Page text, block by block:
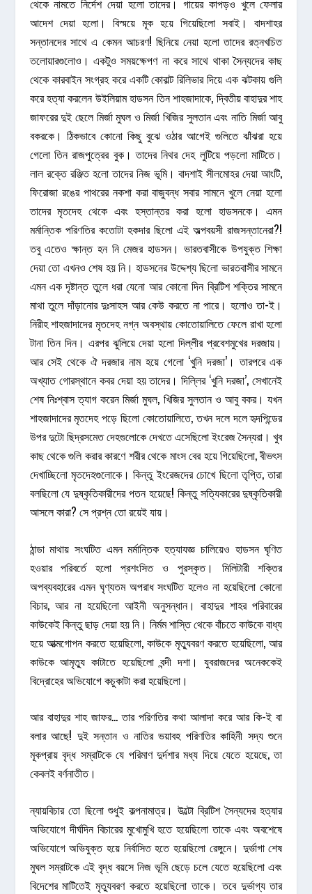
থেকে নামতে নির্দেশ দেয়া হলো তাদের। গায়ের কাপড়ও খুলে ফেলার
আদেশ দেয়া হলো। বিস্ময়ে মূক হয়ে গিয়েছিলো সবাই। বাদশাহর
সন্তানদের সাথে এ কেমন আচরণ! ছিনিয়ে নেয়া হলো তাদের রত্নখচিত
তলোয়ারগুলোও। একটুও সময়ক্ষেপণ না করে সাথে থাকা সৈন্যদের কাছ
থেকে কারবাইন সংগ্রহ করে একটি কোবাল্ট রিলিভার দিয়ে এক ঝটকায় গুলি
করে হত্যা করলেন উইলিয়াম হাডসন তিন শাহজাদাকে, দ্বিতীয় বাহাদুর শাহ
জাফরের দুই ছেলে মির্জা মুঘল ও মির্জা খিজির সুলতান এবং নাতি মির্জা আবু
বকরকে। ঠিকভাবে কোনো কিছু বুঝে ওঠার আগেই গুলিতে ঝাঁঝরা হয়ে
গেলো তিন রাজপুত্রের বুক। তাদের নিথর দেহ লুটিয়ে পড়লো মাটিতে।
লাল রক্তে রঞ্জিত হলো তাদের নিজ ভূমি। বাদশাই সীলমোহর দেয়া আংটি,
ফিরোজা রঙের পাথরের নকশা করা বাজুবন্ধ সবার সামনে খুলে নেয়া হলো
তাদের মৃতদেহ থেকে এবং হস্তান্তর করা হলো হাডসনকে। এমন
মর্মান্তিক পরিণতির কতোটা হকদার ছিলো এই অল্পবয়সী রাজসন্তানেরা?!
তবু এতেও ক্ষান্ত হন নি মেজর হাডসন। ভারতবাসীকে উপযুক্ত শিক্ষা
দেয়া তো এখনও শেষ হয় নি। হাডসনের উদ্দেশ্য ছিলো ভারতবাসীর সামনে
এমন এক দৃষ্টান্ত তুলে ধরা যেনো আর কোনো দিন ব্রিটিশ শক্তির সামনে
মাথা তুলে দাঁড়ানোর দুঃসাহস আর কেউ করতে না পারে। হলোও তা-ই।
নিরীহ শাহজাদাদের মৃতদেহ নগ্ন অবস্থায় কোতোয়ালিতে ফেলে রাখা হলো
টানা তিন দিন। এরপর ঝুলিয়ে দেয়া হলো দিল্লীর প্রবেশমুখের দরজায়।
আর সেই থেকে ঐ দরজার নাম হয়ে গেলো ‘খুনি দরজা’। তারপরে এক
অখ্যাত গোরস্থানে কবর দেয়া হয় তাদের। দিল্লির ‘খুনি দরজা’, সেখানেই
শেষ নিঃশ্বাস ত্যাগ করেন মির্জা মুঘল, খিজির সুলতান ও আবু বকর। যখন
শাহজাদাদের মৃতদেহ পড়ে ছিলো কোতোয়ালিতে, তখন দলে দলে হৃদপিন্ডের
উপর দুটো ছিদ্রসমেত দেহগুলোকে দেখতে এসেছিলো ইংরেজ সৈন্যরা। খুব
কাছ থেকে গুলি করার কারণে শরীর থেকে মাংস বের হয়ে গিয়েছিলো, বীভৎস
দেখাচ্ছিলো মৃতদেহগুলোকে। কিন্তু ইংরেজদের চোখে ছিলো তৃপ্তি, তারা
বলছিলো যে দুষ্কৃতিকারীদের পতন হয়েছে! কিন্তু সত্যিকারের দুষ্কৃতিকারী
আসলে কারা? সে প্রশ্ন তো রয়েই যায়।
ঠান্ডা মাথায় সংঘটিত এমন মর্মান্তিক হত্যাযজ্ঞ চালিয়েও হাডসন ঘৃণিত
হওয়ার পরিবর্তে হলো প্রশংসিত ও পুরস্কৃত। মিলিটারী শক্তির
অপব্যবহারের এমন ঘৃণ্যতম অপরাধ সংঘটিত হলেও না হয়েছিলো কোনো
বিচার, আর না হয়েছিলো আইনী অনুসন্ধান। বাহাদুর শাহর পরিবারের
কাউকেই কিন্তু ছাড় দেয়া হয় নি। নির্মম শাস্তি থেকে বাঁচতে কাউকে বাধ্য
হয়ে আত্মগোপন করতে হয়েছিলো, কাউকে মৃত্যুবরণ করতে হয়েছিলো, আর
কাউকে আমৃত্যু কাটাতে হয়েছিলো বন্দী দশা। যুবরাজদের অনেককেই
বিদ্রোহের অভিযোগে কচুকাটা করা হয়েছিলো।
আর বাহাদুর শাহ জাফর… তার পরিণতির কথা আলাদা করে আর কি-ই বা
বলার আছে! দুই সন্তান ও নাতির ভয়াবহ পরিণতির কাহিনী সদ্য শুনে
মূকপ্রায় বৃদ্ধ সম্রাটকে যে পরিমাণ দুর্দশার মধ্য দিয়ে যেতে হয়েছে, তা
কেবলই বর্ণনাতীত।
ন্যায়বিচার তো ছিলো শুধুই কল্পনামাত্র। উল্টো ব্রিটিশ সৈন্যদের হত্যার
অভিযোগে দীর্ঘদিন বিচারের মুখোমুখি হতে হয়েছিলো তাকে এবং অবশেষে
অভিযোগে অভিযুক্ত হয়ে নির্বাসিত হতে হয়েছিলো রেঙ্গুনে। দুর্ভাগা শেষ
মুঘল সম্রাটকে এই বৃদ্ধ বয়সে নিজ ভূমি ছেড়ে চলে যেতে হয়েছিলো এবং
বিদেশের মাটিতেই মৃত্যুবরণ করতে হয়েছিলো তাকে। তবে দুর্ভাগ্য তার